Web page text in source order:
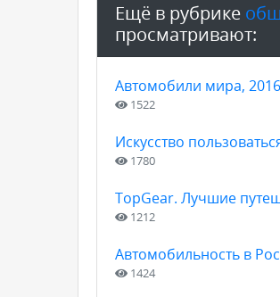
Ещё в рубрике
просматривают:
Автомобили мира, 2016
1522
Искусство
1780
TopGear. Лучшие
1212
Автомобильность в
1424